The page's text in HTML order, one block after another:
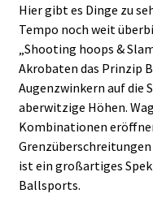
Hier gibt es Dinge zu
Tempo noch weit
„Shooting hoops &
Akrobaten das Prinzip
Augenzwinkern auf die
aberwitzige Höhen.
Kombinationen
ist ein großartiges
Ballsports.